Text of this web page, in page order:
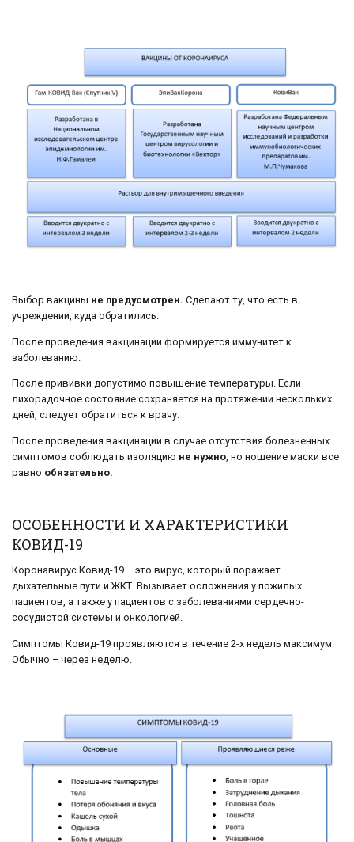
Выбор вакцины не предусмотрен. Сделают ту, что есть в
учреждении, куда обратились.
После проведения вакцинации формируется иммунитет к
заболеванию.
После прививки допустимо повышение температуры. Если
лихорадочное состояние сохраняется на протяжении нескольких
дней, следует обратиться к врачу.
После проведения вакцинации в случае отсутствия болезненных
симптомов соблюдать изоляцию не нужно, но ношение маски все
равно обязательно.
ОСОБЕННОСТИ И ХАРАКТЕРИСТИКИ
КОВИД-19
Коронавирус Ковид-19 – это вирус, который поражает
дыхательные пути и ЖКТ. Вызывает осложнения у пожилых
пациентов, а также у пациентов с заболеваниями сердечно-
сосудистой системы и онкологией.
Симптомы Ковид-19 проявляются в течение 2-х недель максимум.
Обычно – через неделю.